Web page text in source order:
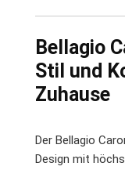
Bellagio
Stil und
Zuhause
Der Bellagio
Design mit